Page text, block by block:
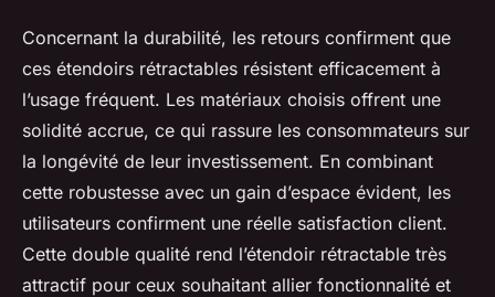
Concernant la durabilité, les retours confirment que
ces étendoirs rétractables résistent efficacement à
l’usage fréquent. Les matériaux choisis offrent une
solidité accrue, ce qui rassure les consommateurs sur
la longévité de leur investissement. En combinant
cette robustesse avec un gain d’espace évident, les
utilisateurs confirment une réelle satisfaction client.
Cette double qualité rend l’étendoir rétractable très
attractif pour ceux souhaitant allier fonctionnalité et